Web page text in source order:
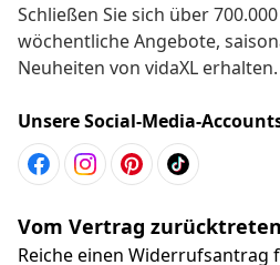
Schließen Sie sich über
wöchentliche Angebote,
Neuheiten von vidaXL erhalten.
Unsere Social-Media-
Vom Vertrag zurücktreten
Reiche einen Widerrufsantrag